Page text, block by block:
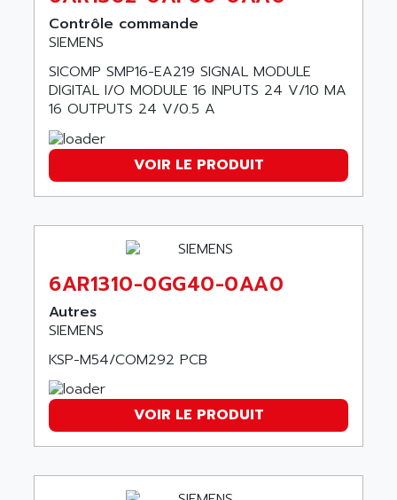
VT170
MENTOR II
EEA
CD1-K
SIMATIC MONITOR PANEL
ACS
SBS
PB100
PB 300 / PB 600
SCALANCE
SCM50
BKD
ALSPA
ALSTEF
ALSTHOM
ALSTHOM ATLANTIQUE
ALSTOM
ALTECH
ALTER
ALTIVAR
ALTRAC AG
ALTRONICS
ALTRONIX
ALUTRON
ALX
AMADA
AMAREX
AMBERSIL
Contrôle commande
SIEMENS
SICOMP SMP16-EA219 SIGNAL MODULE
DIGITAL I/O MODULE 16 INPUTS 24 V/10 MA
16 OUTPUTS 24 V/0.5 A
VOIR LE PRODUIT
6AR1310-0GG40-0AA0
Autres
SIEMENS
KSP-M54/COM292 PCB
VOIR LE PRODUIT